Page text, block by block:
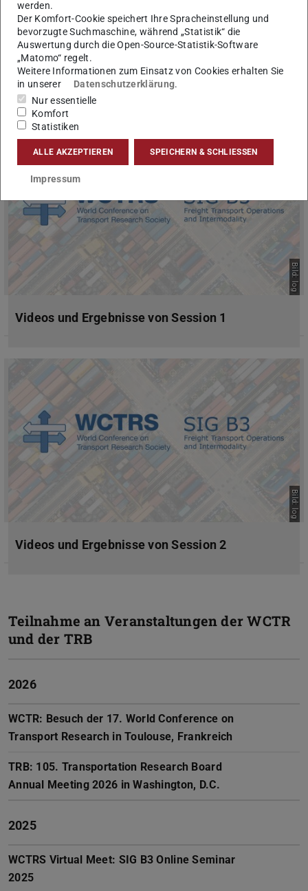
Kanada
WCTRS Virtual Meet 2022
Bild: log
Videos und Ergebnisse von Session 1
Bild: log
Videos und Ergebnisse von Session 2
Teilnahme an Veranstaltungen der WCTR
und der TRB
2026
WCTR: Besuch der 17. World Conference on
Transport Research in Toulouse, Frankreich
TRB: 105. Transportation Research Board
Annual Meeting 2026 in Washington, D.C.
2025
WCTRS Virtual Meet: SIG B3 Online Seminar
2025
werden.
Der Komfort-Cookie speichert Ihre Spracheinstellung und
bevorzugte Suchmaschine, während „Statistik“ die
Auswertung durch die Open-Source-Statistik-Software
„Matomo“ regelt.
Weitere Informationen zum Einsatz von Cookies erhalten Sie
in unserer
Datenschutzerklärung.
Nur essentielle
Komfort
Statistiken
ALLE AKZEPTIEREN SPEICHERN & SCHLIESSEN
Impressum